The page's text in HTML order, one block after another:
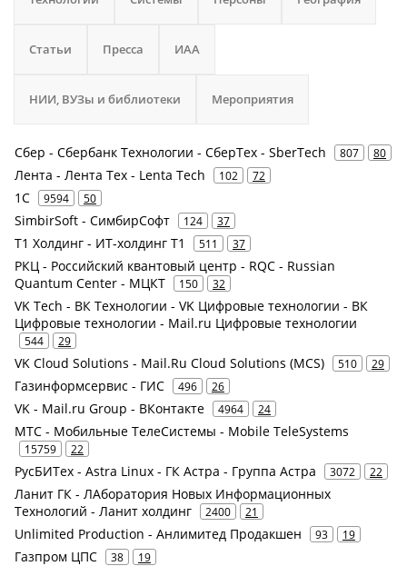
Статьи Пресса ИАА
НИИ, ВУЗы и библиотеки Мероприятия
Сбер - Сбербанк Технологии - СберТех - SberTech 807 80
Лента - Лента Тех - Lenta Tech 102 72
1С 9594 50
SimbirSoft - СимбирСофт 124 37
Т1 Холдинг - ИТ-холдинг Т1 511 37
РКЦ - Российский квантовый центр - RQC - Russian
Quantum Center - МЦКТ
150 32
VK Tech - ВК Технологии - VK Цифровые технологии - ВК
Цифровые технологии - Mail.ru Цифровые технологии
544 29
VK Cloud Solutions - Mail.Ru Cloud Solutions (MCS) 510 29
Газинформсервис - ГИС 496 26
VK - Mail.ru Group - ВКонтакте 4964 24
МТС - Мобильные ТелеСистемы - Mobile TeleSystems
15759 22
РусБИТех - Astra Linux - ГК Астра - Группа Астра 3072 22
Ланит ГК - ЛАборатория Новых Информационных
Технологий - Ланит холдинг
2400 21
Unlimited Production - Анлимитед Продакшен 93 19
Газпром ЦПС 38 19